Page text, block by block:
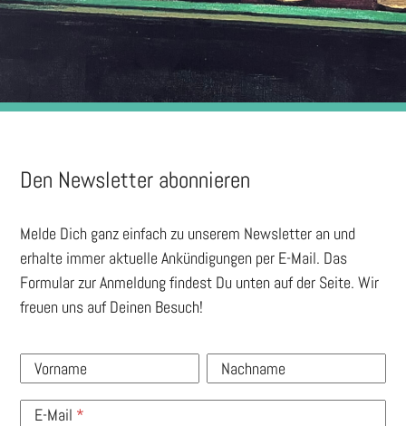
Den Newsletter abonnieren
Melde Dich ganz einfach zu unserem Newsletter an und
erhalte immer aktuelle Ankündigungen per E-Mail. Das
Formular zur Anmeldung findest Du unten auf der Seite. Wir
freuen uns auf Deinen Besuch!
Vorname Nachname
E-Mail